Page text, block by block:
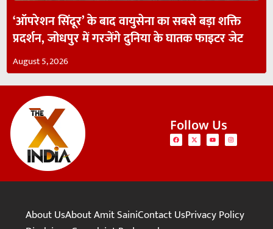
‘ऑपरेशन सिंदूर’ के बाद वायुसेना का सबसे बड़ा शक्ति
प्रदर्शन, जोधपुर में गरजेंगे दुनिया के घातक फाइटर जेट
August 5, 2026
Follow Us
About UsAbout Amit SainiContact UsPrivacy Policy